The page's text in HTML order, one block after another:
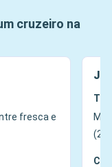
cruzeiro na
fresca e